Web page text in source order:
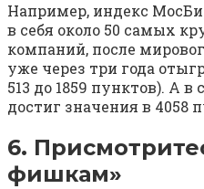
Например, индекс
в себя около 50 самых
компаний, после
уже через три года
513 до 1859 пунктов). А в
достиг значения в 4058
6.
фишкам»